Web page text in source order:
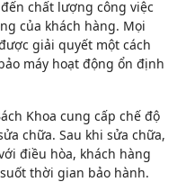
chất lượng công việc
của khách hàng. Mọi
giải quyết một cách
máy hoạt động ổn định
Khoa cung cấp chế độ
chữa. Sau khi sửa chữa,
điều hòa, khách hàng
thời gian bảo hành.